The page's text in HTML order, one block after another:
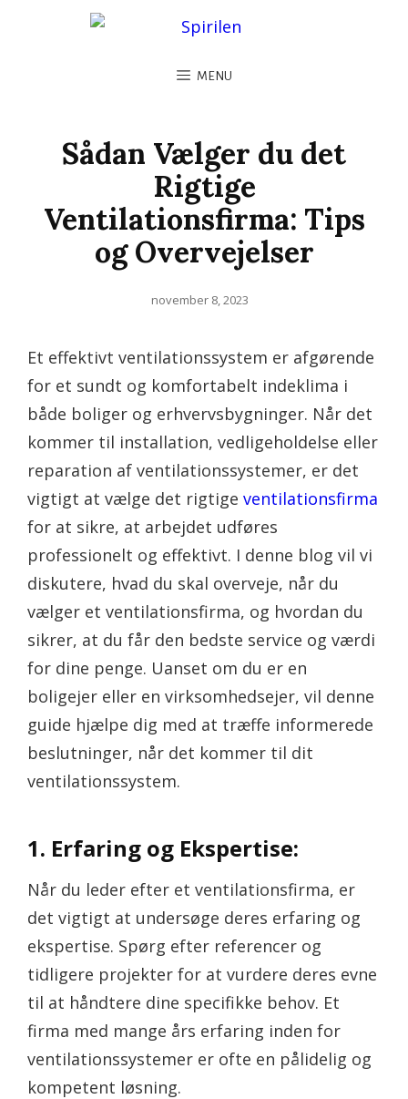
MENU
Sådan Vælger du det
Rigtige
Ventilationsfirma: Tips
og Overvejelser
Posted
november 8, 2023
Et effektivt ventilationssystem er afgørende
for et sundt og komfortabelt indeklima i
både boliger og erhvervsbygninger. Når det
kommer til installation, vedligeholdelse eller
reparation af ventilationssystemer, er det
vigtigt at vælge det rigtige ventilationsfirma
for at sikre, at arbejdet udføres
professionelt og effektivt. I denne blog vil vi
diskutere, hvad du skal overveje, når du
vælger et ventilationsfirma, og hvordan du
sikrer, at du får den bedste service og værdi
for dine penge. Uanset om du er en
boligejer eller en virksomhedsejer, vil denne
guide hjælpe dig med at træffe informerede
beslutninger, når det kommer til dit
ventilationssystem.
1. Erfaring og Ekspertise:
Når du leder efter et ventilationsfirma, er
det vigtigt at undersøge deres erfaring og
ekspertise. Spørg efter referencer og
tidligere projekter for at vurdere deres evne
til at håndtere dine specifikke behov. Et
firma med mange års erfaring inden for
ventilationssystemer er ofte en pålidelig og
kompetent løsning.